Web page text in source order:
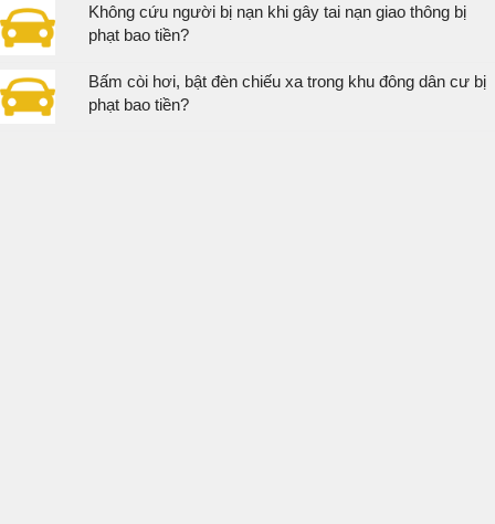
Không cứu người bị nạn khi gây tai nạn giao thông bị
phạt bao tiền?
Bấm còi hơi, bật đèn chiếu xa trong khu đông dân cư bị
phạt bao tiền?